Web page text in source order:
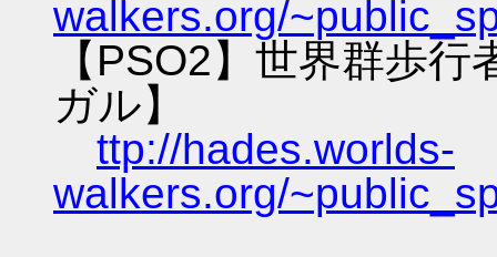
walkers.org/
【PSO2】世界群歩
ガル】
ttp://hades.worlds-
walkers.org/